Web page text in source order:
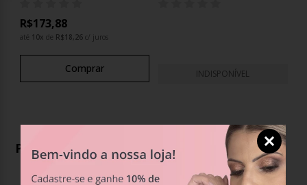
R$173,88
até 10x de R$18,26c/ juros
Comprar INDISPONÍVEL
Produtos Relacionados